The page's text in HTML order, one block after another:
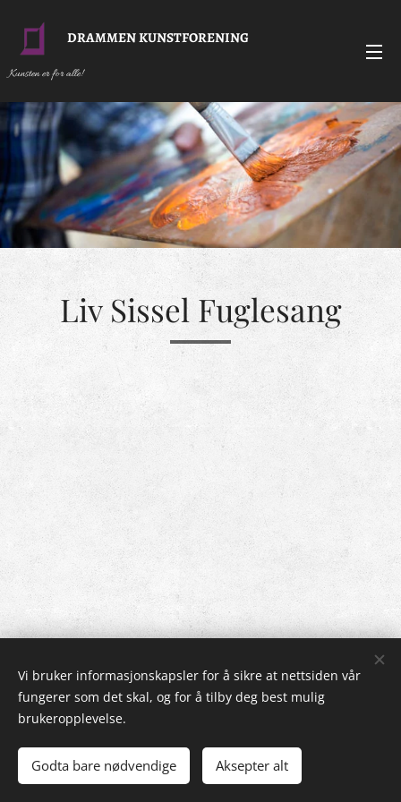
DRAMMEN KUNSTFORENING
Kunsten er for alle!
Liv Sissel Fuglesang
Alle rettigheter tilhører Drammen kunstforening 2022
Informasjonskapsler
Vi bruker informasjonskapsler for å sikre at nettsiden vår
fungerer som det skal, og for å tilby deg best mulig
brukeropplevelse.
Godta bare nødvendige Aksepter alt